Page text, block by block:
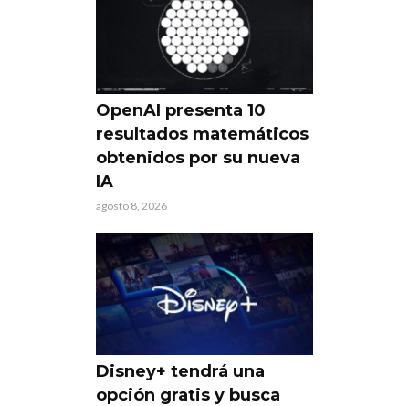
OpenAI presenta 10
resultados matemáticos
obtenidos por su nueva
IA
agosto 8, 2026
Disney+ tendrá una
opción gratis y busca